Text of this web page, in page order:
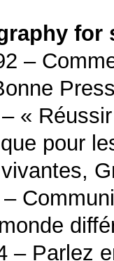
for
–
«
pour
– Parlez